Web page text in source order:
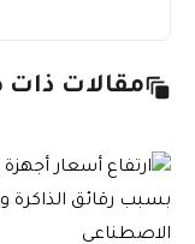
مقالات